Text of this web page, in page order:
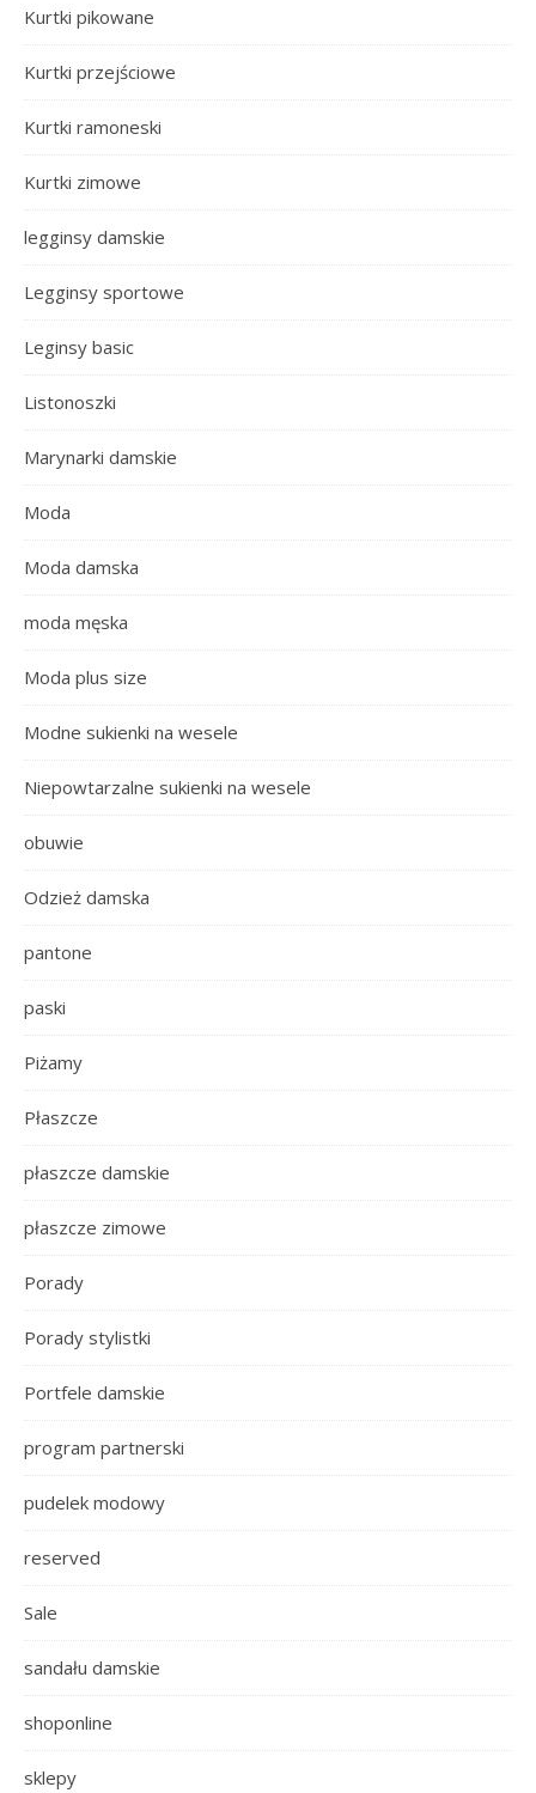
Kurtki pikowane
Kurtki przejściowe
Kurtki ramoneski
Kurtki zimowe
legginsy damskie
Legginsy sportowe
Leginsy basic
Listonoszki
Marynarki damskie
Moda
Moda damska
moda męska
Moda plus size
Modne sukienki na wesele
Niepowtarzalne sukienki na wesele
obuwie
Odzież damska
pantone
paski
Piżamy
Płaszcze
płaszcze damskie
płaszcze zimowe
Porady
Porady stylistki
Portfele damskie
program partnerski
pudelek modowy
reserved
Sale
sandału damskie
shoponline
sklepy